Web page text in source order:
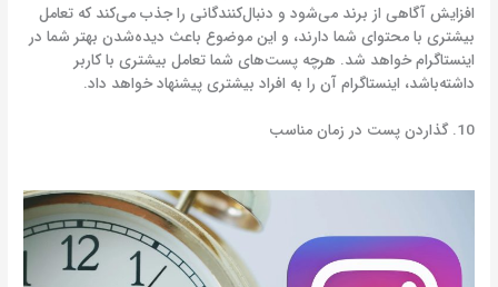
افزایش آگاهی از برند می‌شود و دنبال‌کنندگانی را جذب می‌کند که تعامل
بیشتری با محتوای شما دارند، و این موضوع باعث دیده‌شدن بهتر شما در
اینستاگرام خواهد شد. هرچه پست‌های شما تعامل بیشتری با کاربر
داشته‌باشد، اینستاگرام آن را به افراد بیشتری پیشنهاد خواهد داد.
10. گذاردن پست در زمان مناسب